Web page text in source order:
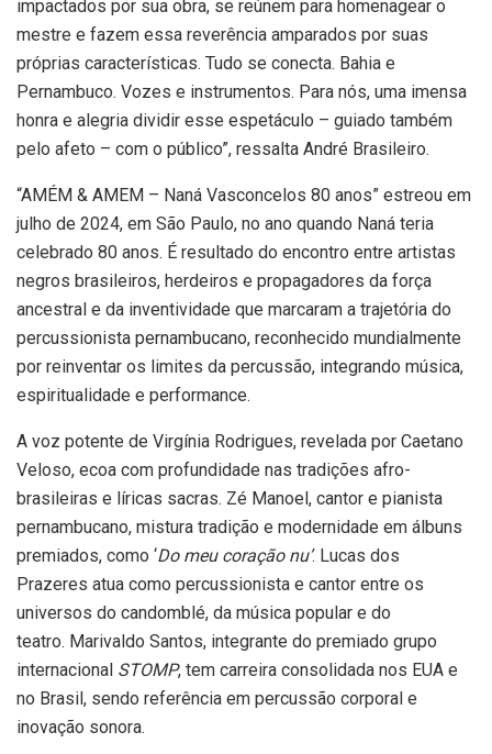
impactados por sua obra, se reúnem para homenagear o
mestre e fazem essa reverência amparados por suas
próprias características. Tudo se conecta. Bahia e
Pernambuco. Vozes e instrumentos. Para nós, uma imensa
honra e alegria dividir esse espetáculo – guiado também
pelo afeto – com o público”, ressalta André Brasileiro.
“AMÉM & AMEM – Naná Vasconcelos 80 anos” estreou em
julho de 2024, em São Paulo, no ano quando Naná teria
celebrado 80 anos. É resultado do encontro entre artistas
negros brasileiros, herdeiros e propagadores da força
ancestral e da inventividade que marcaram a trajetória do
percussionista pernambucano, reconhecido mundialmente
por reinventar os limites da percussão, integrando música,
espiritualidade e performance.
A voz potente de Virgínia Rodrigues, revelada por Caetano
Veloso, ecoa com profundidade nas tradições afro-
brasileiras e líricas sacras. Zé Manoel, cantor e pianista
pernambucano, mistura tradição e modernidade em álbuns
premiados, como ‘Do meu coração nu’. Lucas dos
Prazeres atua como percussionista e cantor entre os
universos do candomblé, da música popular e do
teatro. Marivaldo Santos, integrante do premiado grupo
internacional STOMP, tem carreira consolidada nos EUA e
no Brasil, sendo referência em percussão corporal e
inovação sonora.